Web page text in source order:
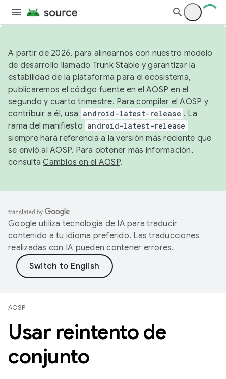
A partir de 2026, para alinearnos con nuestro modelo
de desarrollo llamado Trunk Stable y garantizar la
estabilidad de la plataforma para el ecosistema,
publicaremos el código fuente en el AOSP en el
segundo y cuarto trimestre. Para compilar el AOSP y
contribuir a él, usa android-latest-release . La
rama del manifiesto android-latest-release
siempre hará referencia a la versión más reciente que
se envió al AOSP. Para obtener más información,
consultaCambios en el AOSP.
Google utiliza tecnología de IA para traducir
contenido a tu idioma preferido. Las traducciones
realizadas con IA pueden contener errores.
AOSP
Usar reintento de
conjunto